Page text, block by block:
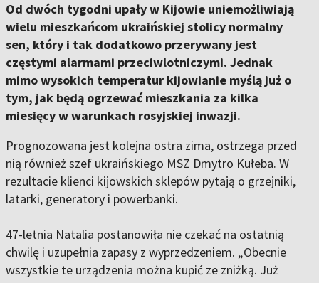
Od dwóch tygodni upały w Kijowie uniemożliwiają
wielu mieszkańcom ukraińskiej stolicy normalny
sen, który i tak dodatkowo przerywany jest
częstymi alarmami przeciwlotniczymi. Jednak
mimo wysokich temperatur kijowianie myślą już o
tym, jak będą ogrzewać mieszkania za kilka
miesięcy w warunkach rosyjskiej inwazji.
Prognozowana jest kolejna ostra zima, ostrzega przed
nią również szef ukraińskiego MSZ Dmytro Kułeba. W
rezultacie klienci kijowskich sklepów pytają o grzejniki,
latarki, generatory i powerbanki.
47-letnia Natalia postanowiła nie czekać na ostatnią
chwilę i uzupełnia zapasy z wyprzedzeniem. „Obecnie
wszystkie te urządzenia można kupić ze zniżką. Już